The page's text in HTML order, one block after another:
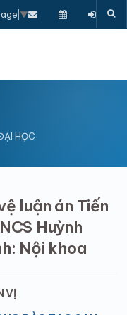
▼
HỌC
luận án Tiến
Huỳnh
Nội khoa
VỊ